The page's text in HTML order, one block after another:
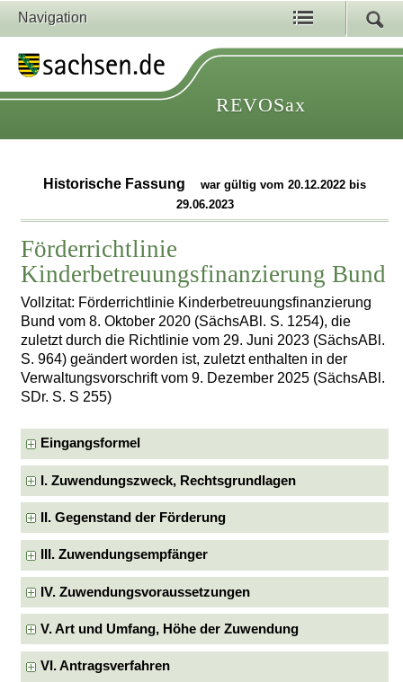
Navigation
REVOSax
Historische Fassung
war gültig vom 20.12.2022 bis
29.06.2023
Förderrichtlinie
Kinderbetreuungsfinanzierung Bund
Vollzitat: Förderrichtlinie Kinderbetreuungsfinanzierung
Bund vom 8. Oktober 2020 (SächsABl. S. 1254), die
zuletzt durch die Richtlinie vom 29. Juni 2023 (SächsABl.
S. 964) geändert worden ist, zuletzt enthalten in der
Verwaltungsvorschrift vom 9. Dezember 2025 (SächsABl.
SDr. S. S 255)
Eingangsformel
I. Zuwendungszweck, Rechtsgrundlagen
II. Gegenstand der Förderung
III. Zuwendungsempfänger
IV. Zuwendungsvoraussetzungen
V. Art und Umfang, Höhe der Zuwendung
VI. Antragsverfahren